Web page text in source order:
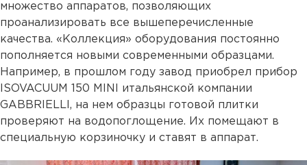
множество аппаратов, позволяющих
проанализировать все вышеперечисленные
качества. «Коллекция» оборудования постоянно
пополняется новыми современными образцами.
Например, в прошлом году завод приобрел прибор
ISOVACUUM 150 MINI итальянской компании
GABBRIELLI, на нем образцы готовой плитки
проверяют на водопоглощение. Их помещают в
специальную корзиночку и ставят в аппарат.